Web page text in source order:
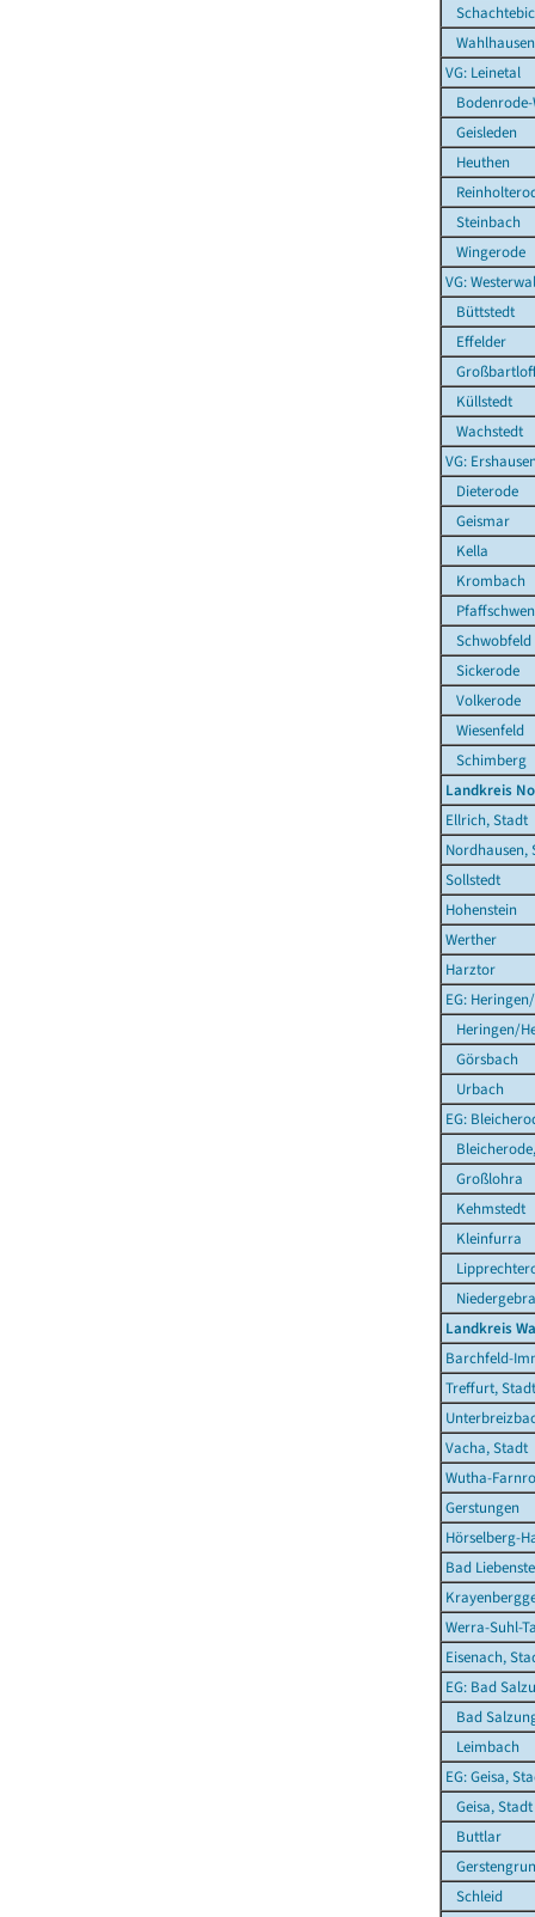
Wahlhausen
VG: Leinetal
Bodenrode-
Geisleden
Heuthen
Steinbach
Wingerode
VG:
Büttstedt
Effelder
Küllstedt
Wachstedt
VG:
Dieterode
Geismar
Kella
Krombach
Schwobfeld
Sickerode
Volkerode
Wiesenfeld
Schimberg
Landkreis
Ellrich, Stadt
Nordhausen,
Sollstedt
Hohenstein
Werther
Harztor
EG:
Heringen/
Görsbach
Urbach
EG:
Großlohra
Kehmstedt
Kleinfurra
Niedergebra
Landkreis
Barchfeld-
Treffurt, Stadt
Vacha, Stadt
Wutha-
Gerstungen
Hörselberg-
Bad
Werra-Suhl-
Eisenach,
EG: Bad
Bad
Leimbach
EG: Geisa,
Geisa, Stadt
Buttlar
Schleid